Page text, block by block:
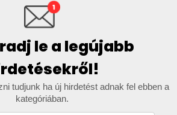
le a legújabb
tudjunk ha új hirdetést adnak fel ebben a
kategóriában.